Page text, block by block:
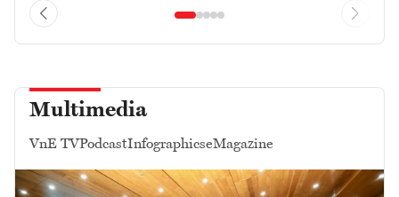
Multimedia
VnE TVPodcastInfographicseMagazine